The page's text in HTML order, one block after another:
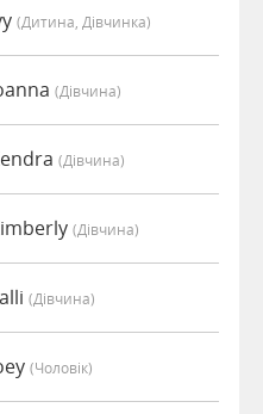
(дитина, Дівчинка)
(дівчина)
(дівчина)
(дівчина)
(дівчина)
(чоловік)